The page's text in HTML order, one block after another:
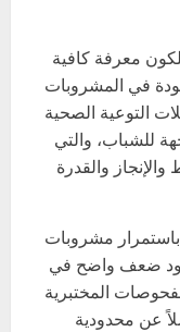
معرفة كافية
في المشروبات
التوعية الصحية
للشباب، والتي
والقدرة
باستمرار مشروبات
ضعف واضح في
المختبرية
عن محدودية